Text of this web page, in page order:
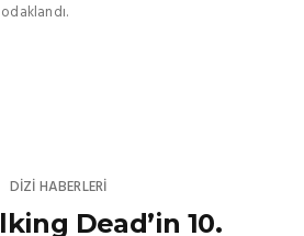
DIZI HABERLERI
Dead’in 10.